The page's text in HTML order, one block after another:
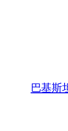
巴基斯